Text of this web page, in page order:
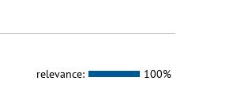
relevance: 100%